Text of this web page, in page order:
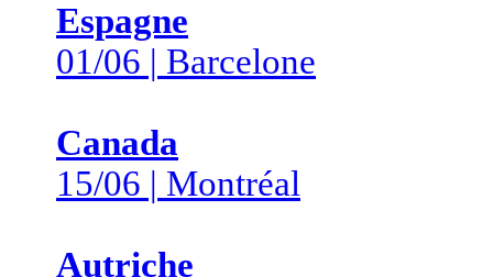
Espagne
01/06 | Barcelone
Canada
15/06 | Montréal
Autriche